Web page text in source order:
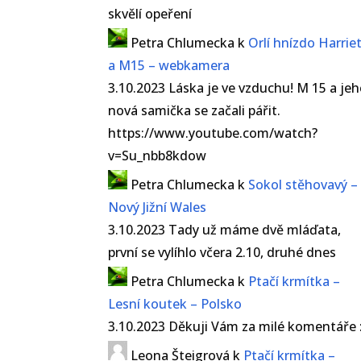
skvělí opeření
Petra Chlumecka k Orlí hnízdo Harriet
a M15 – webkamera
3.10.2023 Láska je ve vzduchu! M 15 a
nová samička se začali pářit.
https://www.youtube.com/watch?
v=Su_nbb8kdow
Petra Chlumecka k Sokol stěhovavý –
Nový Jižní Wales
3.10.2023 Tady už máme dvě mláďata,
první se vylíhlo včera 2.10, druhé dnes
Petra Chlumecka k Ptačí krmítka –
Lesní koutek – Polsko
3.10.2023 Děkuji Vám za milé komentáře
Leona Šteigrová k Ptačí krmítka –